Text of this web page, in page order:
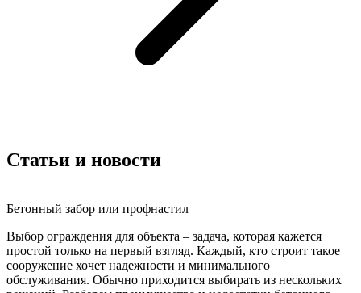
Статьи и новости
Бетонный забор или профнастил
Выбор ограждения для объекта – задача, которая кажется
простой только на первый взгляд. Каждый, кто строит такое
сооружение хочет надежности и минимального
обслуживания. Обычно приходится выбирать из нескольких